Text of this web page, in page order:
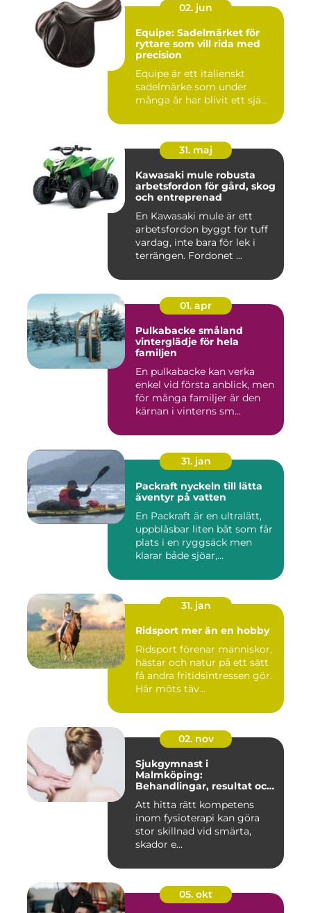
02. jun
Equipe: Sadelmärket för
ryttare som vill rida med
precision
Equipe är ett italienskt
sadelmärke som under
många år har blivit ett sjä...
31. maj
Kawasaki mule robusta
arbetsfordon för gård, skog
och entreprenad
En Kawasaki mule är ett
arbetsfordon byggt för tuff
vardag, inte bara för lek i
terrängen. Fordonet ...
01. apr
Pulkabacke småland
vinterglädje för hela
familjen
En pulkabacke kan verka
enkel vid första anblick, men
för många familjer är den
kärnan i vinterns sm...
31. jan
Packraft nyckeln till lätta
äventyr på vatten
En Packraft är en ultralätt,
uppblåsbar liten båt som får
plats i en ryggsäck men
klarar både sjöar,...
31. jan
Ridsport mer än en hobby
Ridsport förenar människor,
hästar och natur på ett sätt
få andra fritidsintressen gör.
Här möts täv...
02. nov
Sjukgymnast i
Malmköping:
Behandlingar, resultat och
Att hitta rätt kompetens
inom fysioterapi kan göra
stor skillnad vid smärta,
skador e...
05. okt